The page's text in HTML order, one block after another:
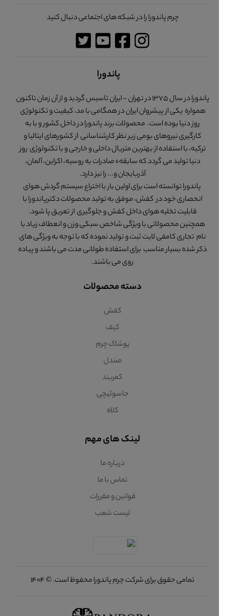
چرم پاندورا را در شبکه های اجتماعی دنبال کنید
پاندورا
پاندورا در سال 1375 در تهران - ایران تاسیس گردید و از آن زمان تاکنون
همواره یکی از پیشروان ایران در همگامی با مد، کیفیت و تکنولوژی
روز دنیا بوده است. محصولات برند پاندورا در داخل کشور و با به
کارگیری نیروهای بومی زیر نظر کارشناسانی از کشورهای ایتالیا و
ترکیه، با استفاده از بهترین متریال داخلی و خارجی و با تکنولوژی روز
دنیا تولید می گردد که سابقهء صادرات به روسیه، اکراین، آلمان،
آذربایجان و... را نیز دارد.
پاندورا توانسته است برای اولین بار با اختراع سیستم گردش هوای
انحصاری خود در کفش، موفق به تولید محصولات دکترپاندورا با
قابلیت تخلیه هوای داخل کفش و جلوگیری از تعریق پا شود.
همچنین محصولاتی با ویژگی شاخص سبکی وزن و انعطاف زیاد با
نام تجاری کامفی لایت ثبت و تولید نموده که با توجه به ویژگی های
ذکر شده بسیار مناسب برای استفاده طولانی مدت می باشند و پیاده
روی می باشند.
دسته محصولات
کفش
کیف
پوشاک چرم
صندل
کمربند
جاسوئیچی
کلاه
لینک های مهم
درباره ما
تماس با ما
قوانین و مقررات
لیست شعب
تمامی حقوق برای شرکت چرم پاندورا محفوظ است. © 1404